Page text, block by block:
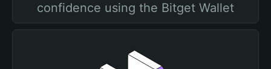
confidence using the Bitget Wallet